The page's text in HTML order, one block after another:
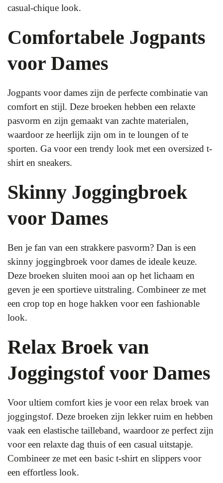
casual-chique look.
Comfortabele Jogpants
voor Dames
Jogpants voor dames zijn de perfecte combinatie van
comfort en stijl. Deze broeken hebben een relaxte
pasvorm en zijn gemaakt van zachte materialen,
waardoor ze heerlijk zijn om in te loungen of te
sporten. Ga voor een trendy look met een oversized t-
shirt en sneakers.
Skinny Joggingbroek
voor Dames
Ben je fan van een strakkere pasvorm? Dan is een
skinny joggingbroek voor dames de ideale keuze.
Deze broeken sluiten mooi aan op het lichaam en
geven je een sportieve uitstraling. Combineer ze met
een crop top en hoge hakken voor een fashionable
look.
Relax Broek van
Joggingstof voor Dames
Voor ultiem comfort kies je voor een relax broek van
joggingstof. Deze broeken zijn lekker ruim en hebben
vaak een elastische tailleband, waardoor ze perfect zijn
voor een relaxte dag thuis of een casual uitstapje.
Combineer ze met een basic t-shirt en slippers voor
een effortless look.